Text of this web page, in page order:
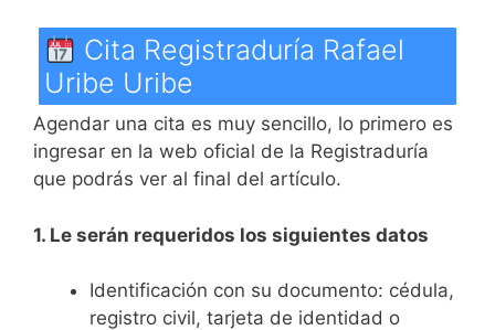
Cita Registraduría Rafael
Uribe Uribe
Agendar una cita es muy sencillo, lo primero es
ingresar en la web oficial de la Registraduría
que podrás ver al final del artículo.
1. Le serán requeridos los siguientes datos
Identificación con su documento: cédula,
registro civil, tarjeta de identidad o